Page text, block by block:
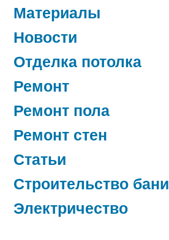
Материалы
Новости
Отделка потолка
Ремонт
Ремонт пола
Ремонт стен
Статьи
Строительство бани
Электричество